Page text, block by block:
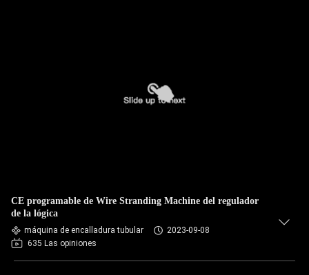
CE programable de Wire Stranding Machine del regulador
de la lógica
máquina de encalladura tubular
2023-09-08
635 Las opiniones